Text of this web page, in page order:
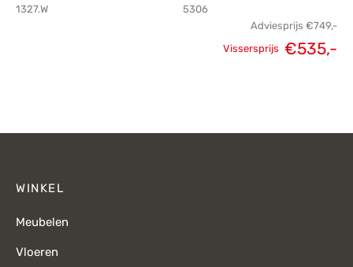
1327.W
5306
Adviesprijs €749,-
Vissersprijs €535,-
WINKEL
Meubelen
Vloeren